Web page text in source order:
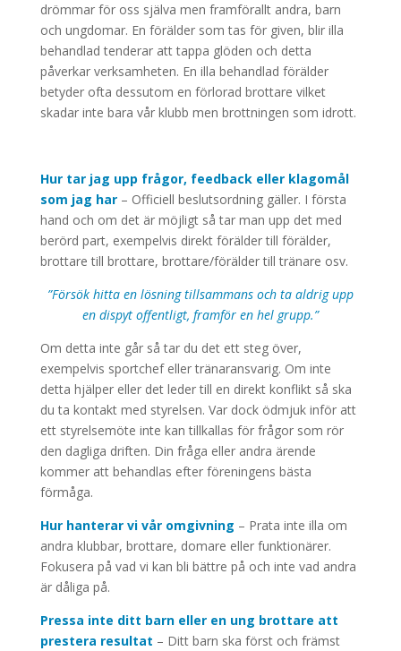
drömmar för oss själva men framförallt andra, barn
och ungdomar. En förälder som tas för given, blir illa
behandlad tenderar att tappa glöden och detta
påverkar verksamheten. En illa behandlad förälder
betyder ofta dessutom en förlorad brottare vilket
skadar inte bara vår klubb men brottningen som idrott.
Hur tar jag upp frågor, feedback eller klagomål
som jag har– Officiell beslutsordning gäller. I första
hand och om det är möjligt så tar man upp det med
berörd part, exempelvis direkt förälder till förälder,
brottare till brottare, brottare/förälder till tränare osv.
”Försök hitta en lösning tillsammans och ta aldrig upp
en dispyt offentligt, framför en hel grupp.”
Om detta inte går så tar du det ett steg över,
exempelvis sportchef eller tränaransvarig. Om inte
detta hjälper eller det leder till en direkt konflikt så ska
du ta kontakt med styrelsen. Var dock ödmjuk inför att
ett styrelsemöte inte kan tillkallas för frågor som rör
den dagliga driften. Din fråga eller andra ärende
kommer att behandlas efter föreningens bästa
förmåga.
Hur hanterar vi vår omgivning – Prata inte illa om
andra klubbar, brottare, domare eller funktionärer.
Fokusera på vad vi kan bli bättre på och inte vad andra
är dåliga på.
Pressa inte ditt barn eller en ung brottare att
prestera resultat – Ditt barn ska först och främst